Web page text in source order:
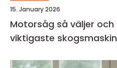
15. January 2026
Motorsåg så väljer och sköter du din
viktigaste skogsmaskin